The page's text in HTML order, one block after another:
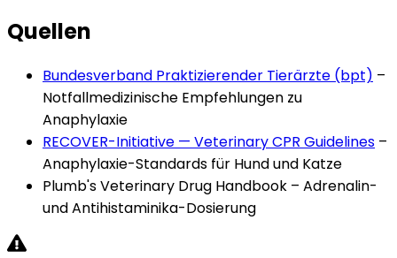
Quellen
Bundesverband Praktizierender Tierärzte (bpt) –
Notfallmedizinische Empfehlungen zu
Anaphylaxie
RECOVER-Initiative — Veterinary CPR Guidelines –
Anaphylaxie-Standards für Hund und Katze
Plumb's Veterinary Drug Handbook – Adrenalin-
und Antihistaminika-Dosierung